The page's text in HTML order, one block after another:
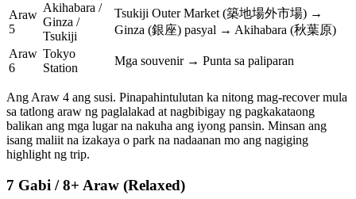
Araw
5
Akihabara /
Ginza /
Tsukiji
Tsukiji Outer Market (築地場外市場) →
Ginza (銀座) pasyal → Akihabara (秋葉原)
Araw
6
Tokyo
Station
Mga souvenir → Punta sa paliparan
Ang Araw 4 ang susi. Pinapahintulutan ka nitong mag-recover mula
sa tatlong araw ng paglalakad at nagbibigay ng pagkakataong
balikan ang mga lugar na nakuha ang iyong pansin. Minsan ang
isang maliit na izakaya o park na nadaanan mo ang nagiging
highlight ng trip.
7 Gabi / 8+ Araw (Relaxed)